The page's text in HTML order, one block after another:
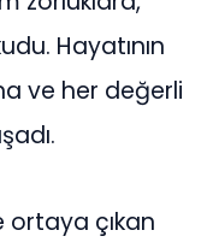
Hayatının
ve her değerli
ortaya çıkan